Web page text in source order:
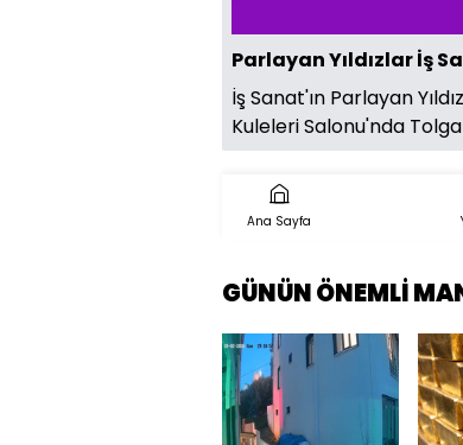
Parlayan Yıldızlar İş
İş Sanat'ın Parlayan
Kuleleri Salonu'nda
Ana Sayfa
GÜNÜN ÖNEMLİ